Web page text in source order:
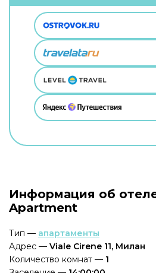
Информация об
Apartment
Тип — апартаменты
Адрес — Viale Cirene 11, Милан
Количество комнат — 1